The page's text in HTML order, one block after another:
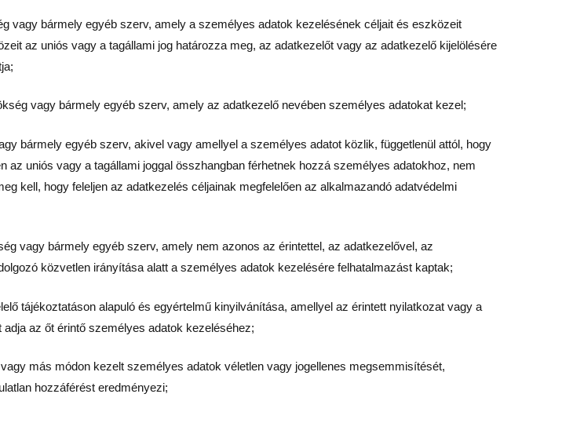
vagy bármely egyéb szerv, amely a személyes adatok kezelésének céljait és eszközeit
az uniós vagy a tagállami jog határozza meg, az adatkezelőt vagy az adatkezelő kijelölésére
vagy bármely egyéb szerv, amely az adatkezelő nevében személyes adatokat kezel;
bármely egyéb szerv, akivel vagy amellyel a személyes adatot közlik, függetlenül attól, hogy
uniós vagy a tagállami joggal összhangban férhetnek hozzá személyes adatokhoz, nem
kell, hogy feleljen az adatkezelés céljainak megfelelően az alkalmazandó adatvédelmi
vagy bármely egyéb szerv, amely nem azonos az érintettel, az adatkezelővel, az
közvetlen irányítása alatt a személyes adatok kezelésére felhatalmazást kaptak;
tájékoztatáson alapuló és egyértelmű kinyilvánítása, amellyel az érintett nyilatkozat vagy a
az őt érintő személyes adatok kezeléséhez;
más módon kezelt személyes adatok véletlen vagy jogellenes megsemmisítését,
hozzáférést eredményezi;